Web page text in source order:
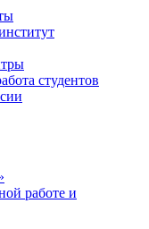
студентов
работе и